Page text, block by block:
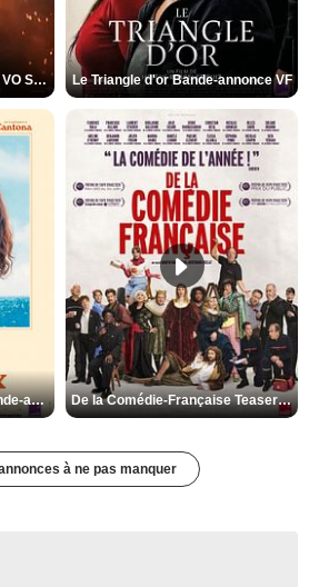
L'Odyssée Bande-annonce VO STFR Le Triangle d'or Bande-annonce VF
Les Matins merveilleux Bande-annonce VF De la Comédie-Française Teaser VF
à ne pas manquer